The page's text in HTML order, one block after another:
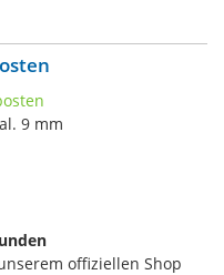
9 mm
offiziellen Shop